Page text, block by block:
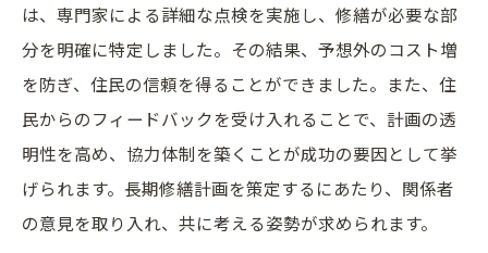
は、専門家による詳細な点検を実施し、修繕が必要な部
分を明確に特定しました。その結果、予想外のコスト増
を防ぎ、住民の信頼を得ることができました。また、住
民からのフィードバックを受け入れることで、計画の透
明性を高め、協力体制を築くことが成功の要因として挙
げられます。長期修繕計画を策定するにあたり、関係者
の意見を取り入れ、共に考える姿勢が求められます。